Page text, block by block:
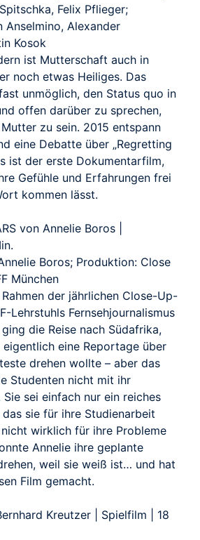
Felix Pflieger;
Anselmino, Alexander
Kosok
ist Mutterschaft auch in
noch etwas Heiliges. Das
unmöglich, den Status quo in
offen darüber zu sprechen,
zu sein. 2015 entspann
eine Debatte über „Regretting
ist der erste Dokumentarfilm,
Gefühle und Erfahrungen frei
kommen lässt.
von Annelie Boros |
Boros; Produktion: Close
München
der jährlichen Close-Up-
Lehrstuhls Fernsehjournalismus
die Reise nach Südafrika,
eine Reportage über
drehen wollte – aber das
Studenten nicht mit ihr
sei einfach nur ein reiches
sie für ihre Studienarbeit
wirklich für ihre Probleme
Annelie ihre geplante
weil sie weiß ist… und hat
Film gemacht.
Kreutzer | Spielfilm | 18